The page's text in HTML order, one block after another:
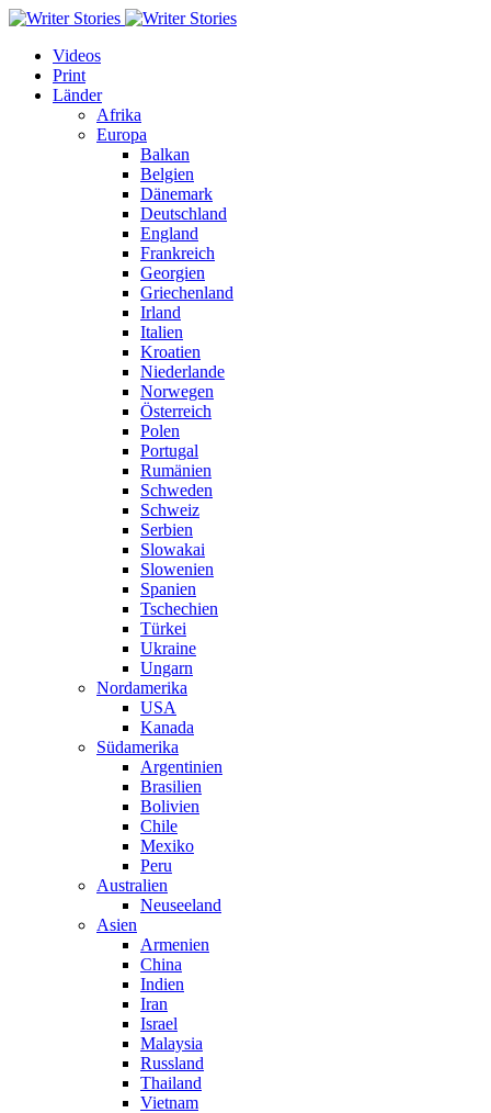
Videos
Print
Länder
Afrika
Europa
Balkan
Belgien
Dänemark
Deutschland
England
Frankreich
Georgien
Griechenland
Irland
Italien
Kroatien
Niederlande
Norwegen
Österreich
Polen
Portugal
Rumänien
Schweden
Schweiz
Serbien
Slowakai
Slowenien
Spanien
Tschechien
Türkei
Ukraine
Ungarn
Nordamerika
USA
Kanada
Südamerika
Argentinien
Brasilien
Bolivien
Chile
Mexiko
Peru
Australien
Neuseeland
Asien
Armenien
China
Indien
Iran
Israel
Malaysia
Russland
Thailand
Vietnam